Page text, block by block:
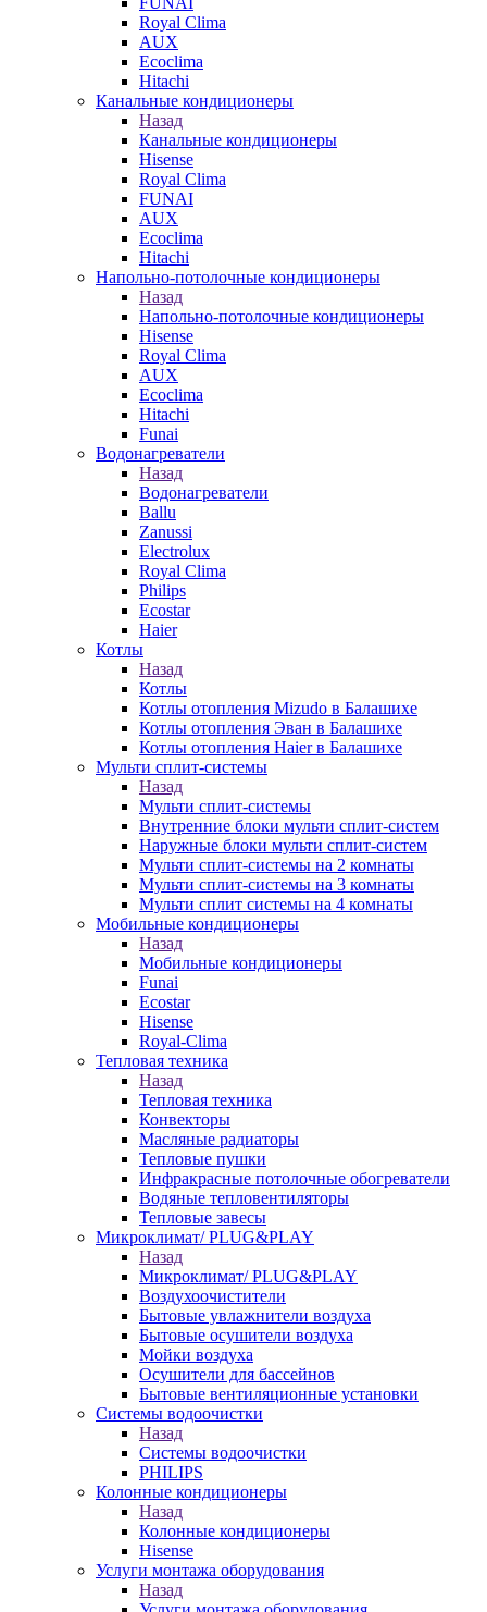
Royal Clima
AUX
Ecoclima
Hitachi
Канальные кондиционеры
Назад
Канальные кондиционеры
Hisense
Royal Clima
FUNAI
AUX
Ecoclima
Hitachi
Напольно-потолочные кондиционеры
Назад
Напольно-потолочные кондиционеры
Hisense
Royal Clima
AUX
Ecoclima
Hitachi
Funai
Водонагреватели
Назад
Водонагреватели
Ballu
Zanussi
Electrolux
Royal Clima
Philips
Ecostar
Haier
Котлы
Назад
Котлы
Котлы отопления Mizudo в Балашихе
Котлы отопления Эван в Балашихе
Котлы отопления Haier в Балашихе
Мульти сплит-системы
Назад
Мульти сплит-системы
Внутренние блоки мульти сплит-систем
Наружные блоки мульти сплит-систем
Мульти сплит-системы на 2 комнаты
Мульти сплит-системы на 3 комнаты
Мульти сплит системы на 4 комнаты
Мобильные кондиционеры
Назад
Мобильные кондиционеры
Funai
Ecostar
Hisense
Royal-Clima
Тепловая техника
Назад
Тепловая техника
Конвекторы
Масляные радиаторы
Тепловые пушки
Инфракрасные потолочные обогреватели
Водяные тепловентиляторы
Тепловые завесы
Микроклимат/ PLUG&PLAY
Назад
Микроклимат/ PLUG&PLAY
Воздухоочистители
Бытовые увлажнители воздуха
Бытовые осушители воздуха
Мойки воздуха
Осушители для бассейнов
Бытовые вентиляционные установки
Системы водоочистки
Назад
Системы водоочистки
PHILIPS
Колонные кондиционеры
Назад
Колонные кондиционеры
Hisense
Услуги монтажа оборудования
Назад